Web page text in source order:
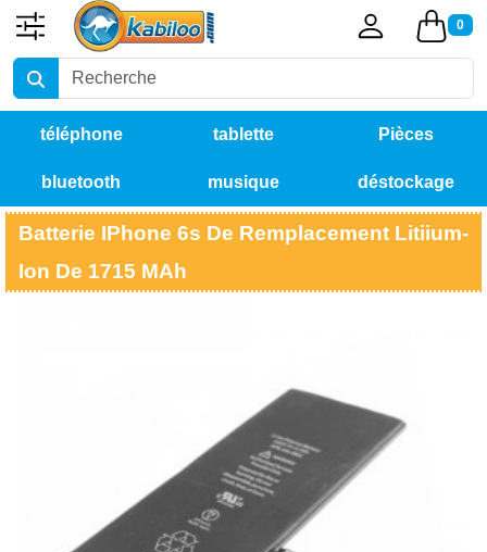
0
téléphone tablette Pièces
détachées
bluetooth musique déstockage
Batterie IPhone 6s De Remplacement Litiium-
Ion De 1715 MAh